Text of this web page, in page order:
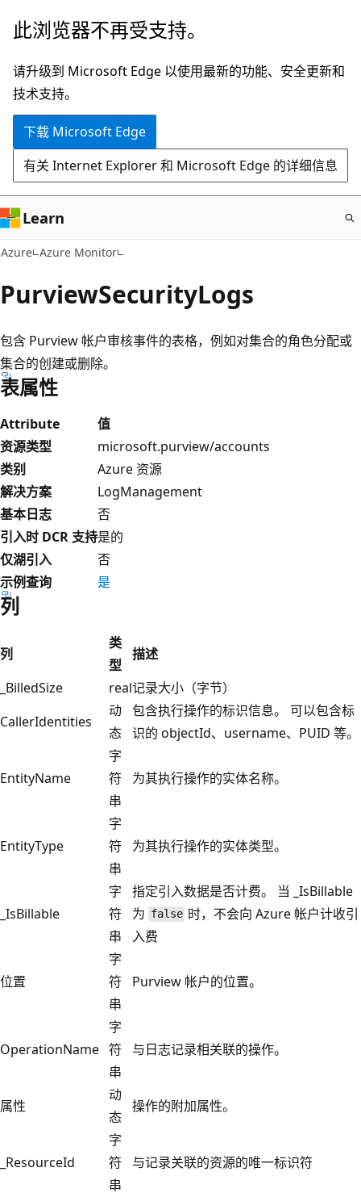
跳
主
要
内
此浏览器不再受支持。
请升级到 Microsoft Edge 以使用最新的功能、安全更新和
技术支持。
下载 Microsoft Edge
有关 Internet Explorer 和 Microsoft Edge 的详细信息
Learn
Azure Azure Monitor
PurviewSecurityLogs
包含 Purview 帐户审核事件的表格，例如对集合的角色分配或
集合的创建或删除。
表属性
Attribute
值
资源类型
microsoft.purview/accounts
类别
Azure 资源
解决方案
LogManagement
基本日志
否
引入时 DCR 支持是的
仅湖引入
否
示例查询
是
列
列
类
型
描述
_BilledSize
real记录大小（字节）
CallerIdentities
动
态
包含执行操作的标识信息。 可以包含标
识的 objectId、username、PUID 等。
EntityName
字
符
串
为其执行操作的实体名称。
EntityType
字
符
串
为其执行操作的实体类型。
_IsBillable
字
符
串
指定引入数据是否计费。 当 _IsBillable
为 false 时，不会向 Azure 帐户计收引
入费
位置
字
符
串
Purview 帐户的位置。
OperationName
字
符
串
与日志记录相关联的操作。
属性
动
态
操作的附加属性。
_ResourceId
字
符
串
与记录关联的资源的唯一标识符